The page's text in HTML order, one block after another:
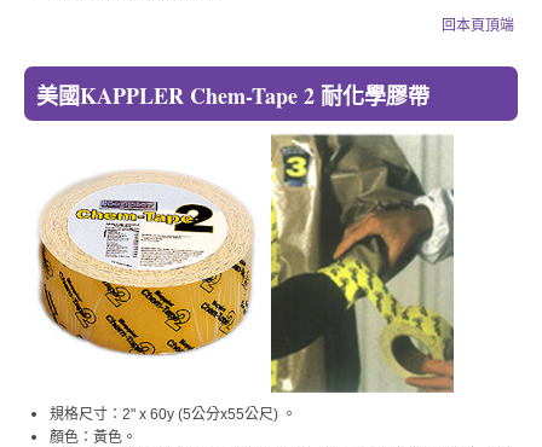
回本頁頂端
美國KAPPLER Chem-Tape 2 耐化學膠帶
規格尺寸：2" x 60y (5公分x55公尺) 。
顏色：黃色。